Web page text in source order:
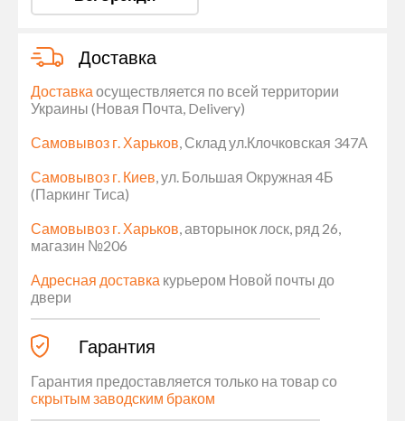
Доставка
Доставка осуществляется по всей территории
Украины (Новая Почта, Delivery)
Самовывоз г. Харьков, Склад ул.Клочковская 347А
Самовывоз г. Киев, ул. Большая Окружная 4Б
(Паркинг Тиса)
Самовывоз г. Харьков, авторынок лоск, ряд 26,
магазин №206
Адресная доставка курьером Новой почты до
двери
Гарантия
Гарантия предоставляется только на товар со
скрытым заводским браком